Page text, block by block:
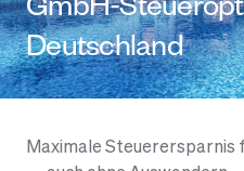
Deutschland
Maximale